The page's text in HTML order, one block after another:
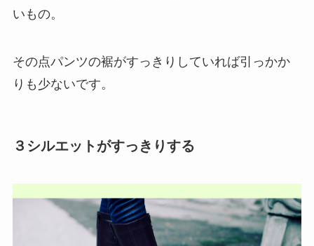
いもの。
その点パンツの裾がすっきりしていれば引っかか
りも少ないです。
３シルエットがすっきりする